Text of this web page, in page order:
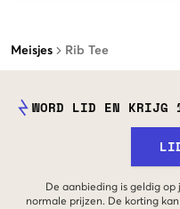
Meisjes Rib Tee
WORD LID EN KRIJG
De aanbieding is geldig
normale prijzen. De korting